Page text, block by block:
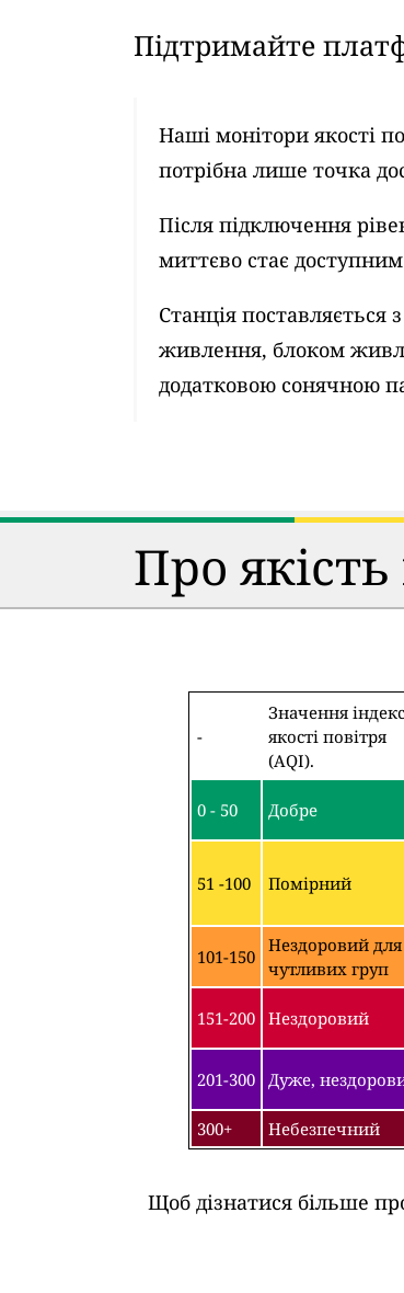
Підтримайте
Наші монітори якості
потрібна лише точка
Після підключення
миттєво стає
Станція
живлення, блоком
додатковою сонячною
Про
-
Значення
якості повітря
(AQI).
0 - 50 Добре
51 -100 Помірний
101-150
Нездоровий для
чутливих груп
151-200 Нездоровий
201-300 Дуже,
300+
Небезпечний
Щоб дізнатися більше